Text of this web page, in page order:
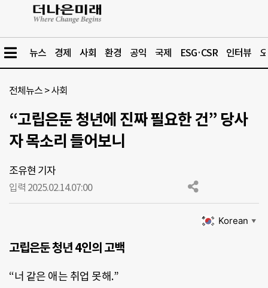
뉴스 경제 사회 환경 공익 국제 ESG·CSR 인터뷰
전체뉴스 >사회
“고립은둔 청년에 진짜 필요한 건” 당사
자 목소리 들어보니
조유현 기자
입력 2025.02.14.07:00
Korean ▼
고립은둔 청년 4인의 고백
“너 같은 애는 취업 못해.”